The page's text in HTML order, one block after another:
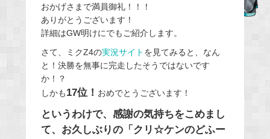
o
o
おかげさまで満員御礼！！！
ありがとうございます！
詳細はGW明けにでもご紹介します。
さて、ミクZ4の実況サイト を見てみると、なん
と！決勝を無事に完走したそうではないです
か！？
しかも17位！ おめでとうございます！
というわけで、感謝の気持ちをこめまし
て、お久しぶりの「クリ☆ケンのどふー